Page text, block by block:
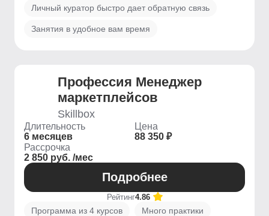
Личный куратор быстро дает обратную связь
Занятия в удобное вам время
Профессия Менеджер
маркетплейсов
Skillbox
Длительность
6 месяцев
Цена
88 350 ₽
Рассрочка
2 850 руб. /мес
Подробнее
Рейтинг4.86
Программа из 4 курсов Много практики